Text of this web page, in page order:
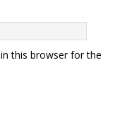
this browser for the